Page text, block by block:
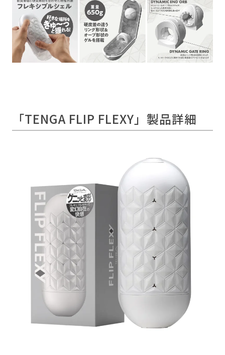
「TENGA FLIP FLEXY」製品詳細